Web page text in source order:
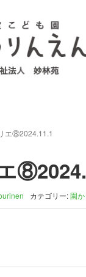
エ⑧2024.11.1
カテゴリー:園